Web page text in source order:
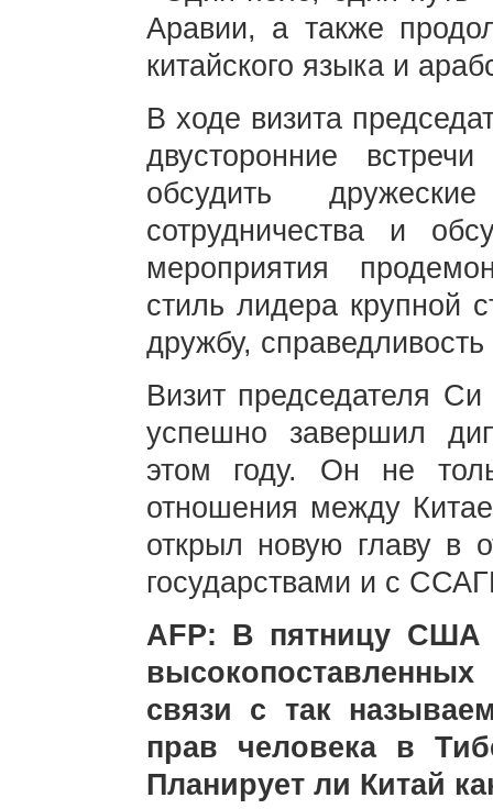
Аравии, а также
китайского языка и
В ходе визита
двусторонние
обсудить
сотрудничества и
мероприятия
стиль лидера крупной
дружбу,
Визит председателя
успешно завершил
этом году. Он не
отношения между
открыл новую главу в
государствами и с
AFP: В пятницу США
связи с так
прав человека в
Планирует ли Китай